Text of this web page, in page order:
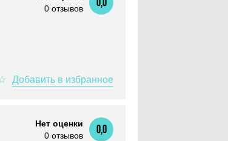
0 отзывов
Нет оценки
0 отзывов
0,0